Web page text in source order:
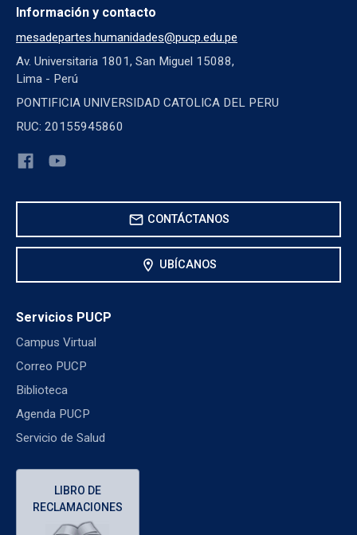
Información y contacto
mesadepartes.humanidades@pucp.edu.pe
Av. Universitaria 1801, San Miguel 15088,
Lima - Perú
PONTIFICIA UNIVERSIDAD CATOLICA DEL PERU
RUC: 20155945860
mail CONTÁCTANOS
location_on UBÍCANOS
Servicios PUCP
Campus Virtual
Correo PUCP
Biblioteca
Agenda PUCP
Servicio de Salud
LIBRO DE
RECLAMACIONES